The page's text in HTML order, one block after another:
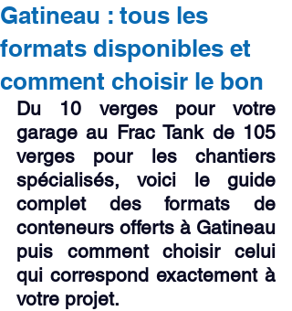
Gatineau : tous les
formats disponibles et
comment choisir le bon
Du 10 verges pour votre
garage au Frac Tank de 105
verges pour les chantiers
spécialisés, voici le guide
complet des formats de
conteneurs offerts à Gatineau
puis comment choisir celui
qui correspond exactement à
votre projet.